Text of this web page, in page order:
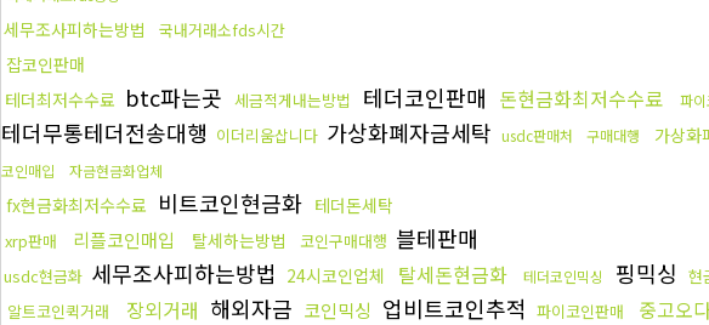
세무조사피하는방법 국내거래소fds시간
잡코인판매
테더최저수수료 btc파는곳 세금적게내는방법 테더코인판매 돈현금화최저수수료 파
테더무통테더전송대행 이더리움삽니다 가상화폐자금세탁 usdc판매처 구매대행 가상화
코인매입
자금현금화업체
fx현금화최저수수료 비트코인현금화 테더돈세탁
xrp판매 리플코인매입 탈세하는방법 코인구매대행 블테판매
usdc현금화 세무조사피하는방법 24시코인업체 탈세돈현금화 테더코인믹싱 핑믹싱 현
알트코인퀵거래
장외거래 해외자금 코인믹싱 업비트코인추적 파이코인판매 중고오